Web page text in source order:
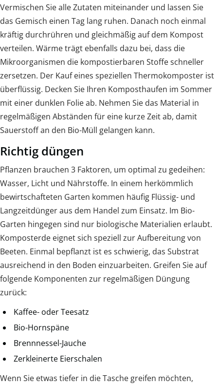
Vermischen Sie alle Zutaten miteinander und lassen Sie
das Gemisch einen Tag lang ruhen. Danach noch einmal
kräftig durchrühren und gleichmäßig auf dem Kompost
verteilen. Wärme trägt ebenfalls dazu bei, dass die
Mikroorganismen die kompostierbaren Stoffe schneller
zersetzen. Der Kauf eines speziellen Thermokomposter ist
überflüssig. Decken Sie Ihren Komposthaufen im Sommer
mit einer dunklen Folie ab. Nehmen Sie das Material in
regelmäßigen Abständen für eine kurze Zeit ab, damit
Sauerstoff an den Bio-Müll gelangen kann.
Richtig düngen
Pflanzen brauchen 3 Faktoren, um optimal zu gedeihen:
Wasser, Licht und Nährstoffe. In einem herkömmlich
bewirtschafteten Garten kommen häufig Flüssig- und
Langzeitdünger aus dem Handel zum Einsatz. Im Bio-
Garten hingegen sind nur biologische Materialien erlaubt.
Komposterde eignet sich speziell zur Aufbereitung von
Beeten. Einmal bepflanzt ist es schwierig, das Substrat
ausreichend in den Boden einzuarbeiten. Greifen Sie auf
folgende Komponenten zur regelmäßigen Düngung
zurück:
Kaffee- oder Teesatz
Bio-Hornspäne
Brennnessel-Jauche
Zerkleinerte Eierschalen
Wenn Sie etwas tiefer in die Tasche greifen möchten,